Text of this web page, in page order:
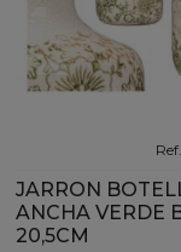
JARRON
ANCHA VERDE
20,5CM